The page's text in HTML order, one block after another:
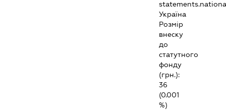
Україна
Розмір
внеску
до
статутного
фонду
(грн.):
36
(0.001
%)